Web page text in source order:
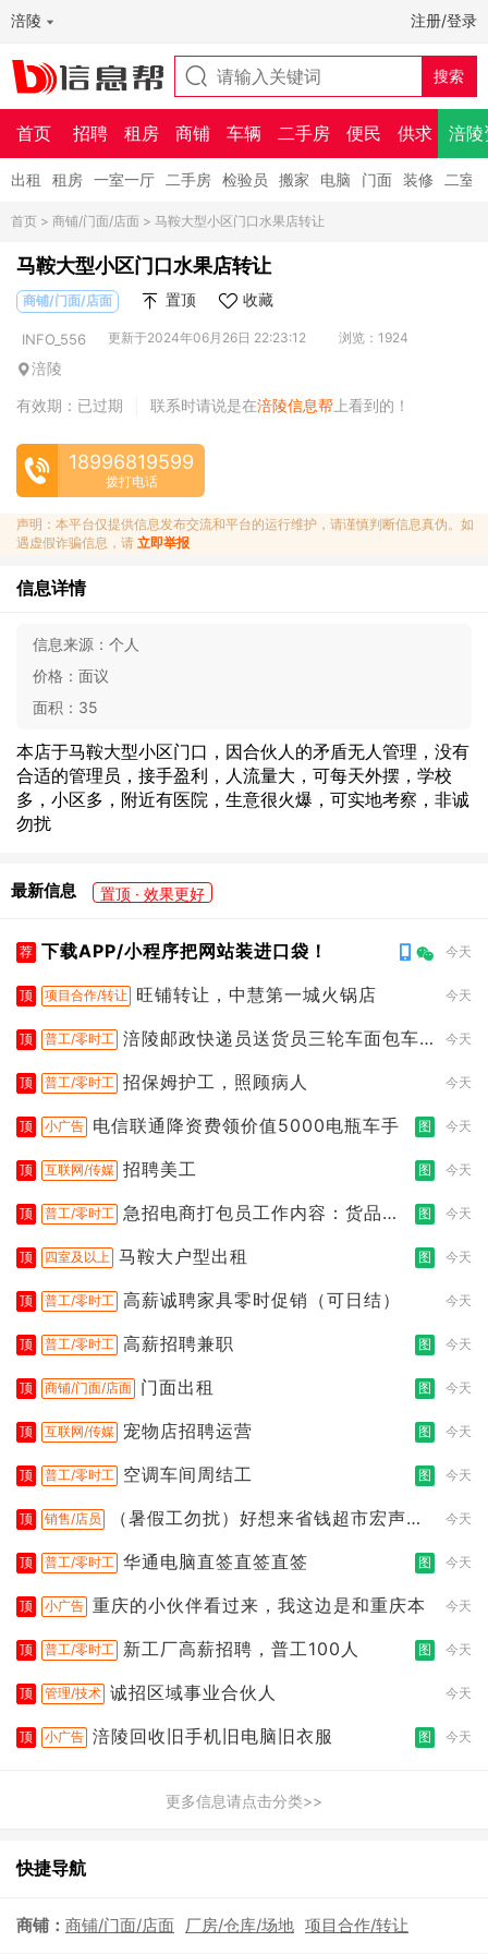
涪陵 注册/登录
首页 招聘 租房 商铺 车辆 二手房 便民 供求 涪陵
出租 租房 一室一厅 二手房 检验员 搬家 电脑 门面 装修 二室
首页 > 商铺/门面/店面 > 马鞍大型小区门口水果店转让
马鞍大型小区门口水果店转让
商铺/门面/店面 置顶 收藏
INFO_556 更新于2024年06月26日 22:23:12 浏览：1924
涪陵
有效期：已过期
联系时请说是在涪陵信息帮 上看到的！
18996819599
拨打电话
声明：本平台仅提供信息发布交流和平台的运行维护，请谨慎判断信息真伪。如
遇虚假诈骗信息，请 立即举报
信息详情
信息来源： 个人
价格： 面议
面积： 35
本店于马鞍大型小区门口，因合伙人的矛盾无人管理，没有
合适的管理员，接手盈利，人流量大，可每天外摆，学校
多，小区多，附近有医院，生意很火爆，可实地考察，非诚
勿扰
最新信息 置顶 · 效果更好
荐 下载APP/小程序把网站装进口袋！ 今天
顶 项目合作/转让 旺铺转让，中慧第一城火锅店 今天
顶 普工/零时工 涪陵邮政快递员送货员三轮车面包车
今天
顶 普工/零时工 招保姆护工，照顾病人 今天
顶 小广告 电信联通降资费领价值5000电瓶车手 图 今天
顶 互联网/传媒 招聘美工 图 今天
顶 普工/零时工 急招电商打包员工作内容：货品分
图 今天
顶 四室及以上 马鞍大户型出租 图 今天
顶 普工/零时工 高薪诚聘家具零时促销（可日结） 今天
顶 普工/零时工 高薪招聘兼职 图 今天
顶 商铺/门面/店面 门面出租 图 今天
顶 互联网/传媒 宠物店招聘运营 图 今天
顶 普工/零时工 空调车间周结工 图 今天
顶 销售/店员
（暑假工勿扰）好想来省钱超市宏声桥
今天
顶 普工/零时工 华通电脑直签直签直签 图 今天
顶 小广告 重庆的小伙伴看过来，我这边是和重庆本 今天
顶 普工/零时工 新工厂高薪招聘，普工100人 图 今天
顶 管理/技术 诚招区域事业合伙人 今天
顶 小广告 涪陵回收旧手机旧电脑旧衣服 图 今天
更多信息请点击分类>>
快捷导航
商铺： 商铺/门面/店面 厂房/仓库/场地 项目合作/转让